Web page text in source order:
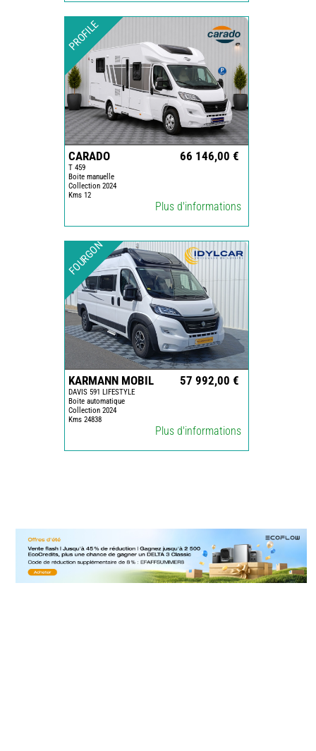
PROFILE
CARADO
T 459
Boite manuelle
Collection 2024
Kms 12
66 146,00 €
Plus d'informations
FOURGON
KARMANN MOBIL
DAVIS 591 LIFESTYLE
Boite automatique
Collection 2024
Kms 24838
57 992,00 €
Plus d'informations